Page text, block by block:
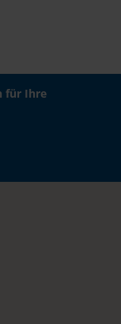
für Ihre